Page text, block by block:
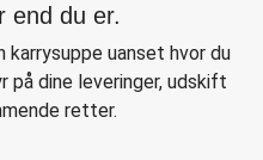
end du er.
uanset hvor du
på dine leveringer, udskift
retter.